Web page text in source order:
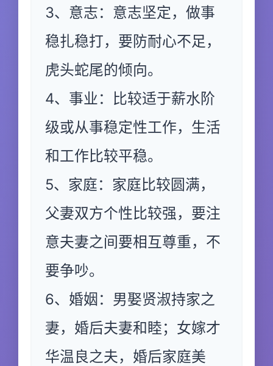
3、意志：意志坚定，做事
稳扎稳打，要防耐心不足，
虎头蛇尾的倾向。
4、事业：比较适于薪水阶
级或从事稳定性工作，生活
和工作比较平稳。
5、家庭：家庭比较圆满，
父妻双方个性比较强，要注
意夫妻之间要相互尊重，不
要争吵。
6、婚姻：男娶贤淑持家之
妻，婚后夫妻和睦；女嫁才
华温良之夫，婚后家庭美